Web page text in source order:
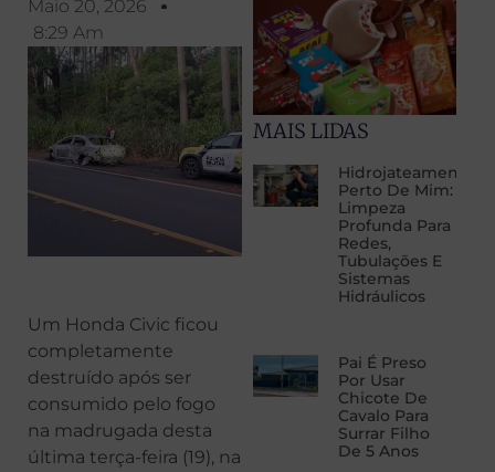
Maio 20, 2026
8:29 Am
Um Honda Civic ficou
completamente
destruído após ser
consumido pelo fogo
na madrugada desta
última terça-feira (19), na
MAIS LIDAS
Hidrojateamento
Perto De Mim:
Limpeza
Profunda Para
Redes,
Tubulações E
Sistemas
Hidráulicos
Pai É Preso
Por Usar
Chicote De
Cavalo Para
Surrar Filho
De 5 Anos